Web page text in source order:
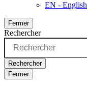
EN - English
Fermer
Rechercher
Rechercher
Fermer